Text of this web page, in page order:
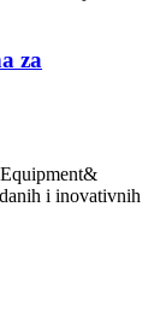
za
i inovativnih